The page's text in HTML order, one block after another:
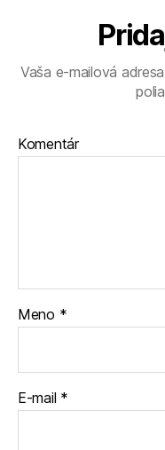
Vaša e-mailová
Komentár
Meno *
E-mail *